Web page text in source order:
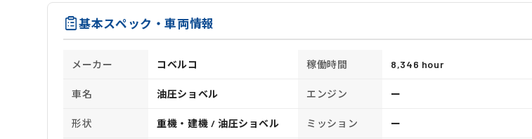
基本スペック・車両情報
メーカー コベルコ 稼働時間 8,346 hour
車名 油圧ショベル エンジン ー
形状 重機・建機 / 油圧ショベル ミッション ー